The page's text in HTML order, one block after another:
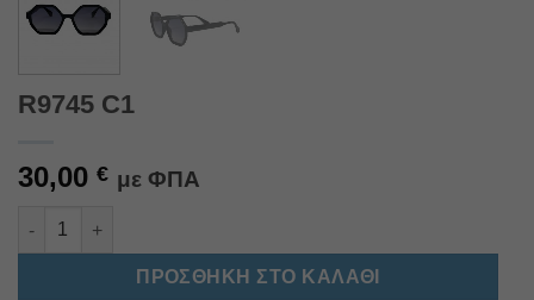
R9745 C1
30,00 € με ΦΠΑ
R9745 C1 ποσότητα
ΠΡΟΣΘΉΚΗ ΣΤΟ ΚΑΛΆΘΙ
Alternative: